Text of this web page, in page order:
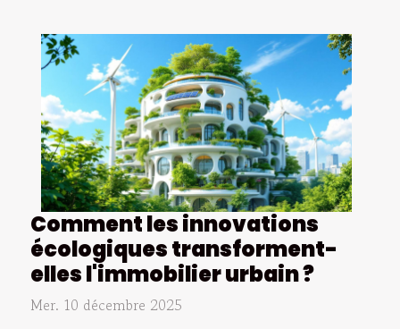
Comment les innovations
écologiques transforment-
elles l'immobilier urbain ?
Mer. 10 décembre 2025